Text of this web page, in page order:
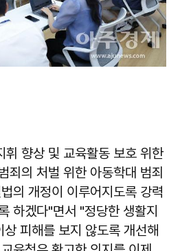
휘 향상 및 교육활동 보호 위한
죄의 처벌 위한 아동학대 범죄
의 개정이 이루어지도록 강력
하겠다"면서 "정당한 생활지
피해를 보지 않도록 개선해